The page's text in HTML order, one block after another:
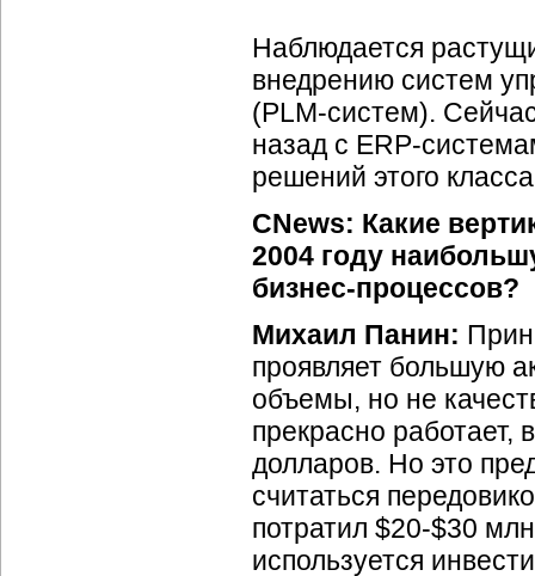
Наблюдается
внедрению систем
(PLM-систем).
назад с ERP-
решений этого
CNews: Какие
2004 году
бизнес-процессов?
Михаил Панин:
проявляет большую
объемы, но не
прекрасно
долларов. Но это
считаться
потратил $20-$30
используется